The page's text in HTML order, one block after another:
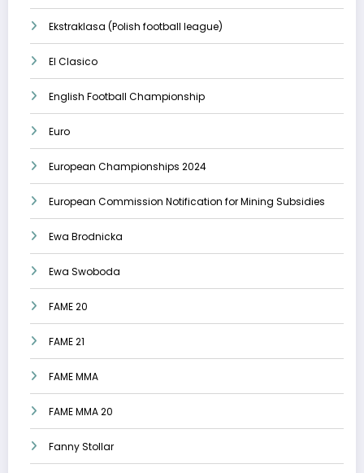
Ekstraklasa (Polish football league)
El Clasico
English Football Championship
Euro
European Championships 2024
European Commission Notification for Mining Subsidies
Ewa Brodnicka
Ewa Swoboda
FAME 20
FAME 21
FAME MMA
FAME MMA 20
Fanny Stollar